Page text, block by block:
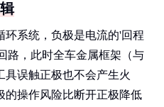
环系统，负极是电流的'回程
路，此时全车金属框架（与
具误触正极也不会产生火
的操作风险比断开正极降低